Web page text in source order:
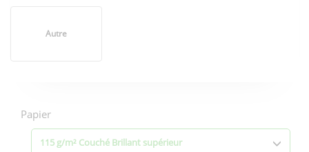
Autre
d'impression
Papier
115 g/m² Couché Brillant supérieur